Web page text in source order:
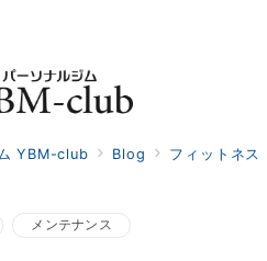
YBM-club Blog フィットネス
メンテナンス